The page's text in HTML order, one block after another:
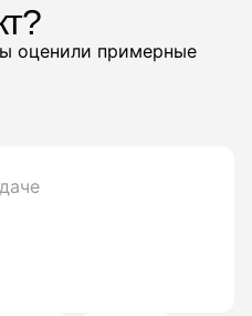
оценили примерные